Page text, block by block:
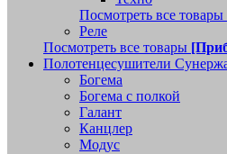
Посмотреть все товары
Реле
Посмотреть все товары
Полотенцесушители
Богема
Богема с полкой
Галант
Канцлер
Модус